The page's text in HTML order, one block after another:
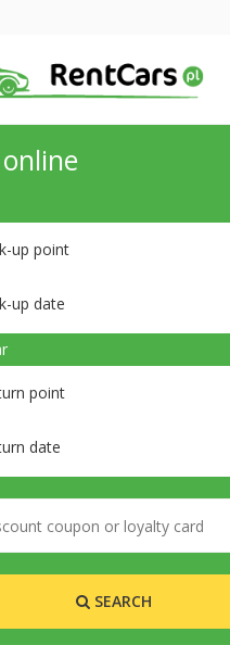
up point
up date
point
date
SEARCH